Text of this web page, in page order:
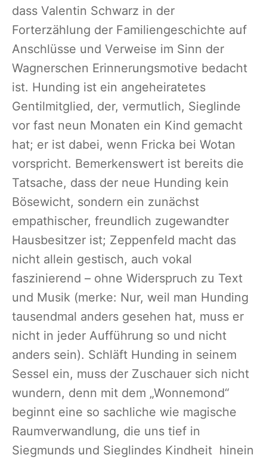
dass Valentin Schwarz in der
Forterzählung der Familiengeschichte auf
Anschlüsse und Verweise im Sinn der
Wagnerschen Erinnerungsmotive bedacht
ist. Hunding ist ein angeheiratetes
Gentilmitglied, der, vermutlich, Sieglinde
vor fast neun Monaten ein Kind gemacht
hat; er ist dabei, wenn Fricka bei Wotan
vorspricht. Bemerkenswert ist bereits die
Tatsache, dass der neue Hunding kein
Bösewicht, sondern ein zunächst
empathischer, freundlich zugewandter
Hausbesitzer ist; Zeppenfeld macht das
nicht allein gestisch, auch vokal
faszinierend – ohne Widerspruch zu Text
und Musik (merke: Nur, weil man Hunding
tausendmal anders gesehen hat, muss er
nicht in jeder Aufführung so und nicht
anders sein). Schläft Hunding in seinem
Sessel ein, muss der Zuschauer sich nicht
wundern, denn mit dem „Wonnemond“
beginnt eine so sachliche wie magische
Raumverwandlung, die uns tief in
Siegmunds und Sieglindes Kindheit hinein